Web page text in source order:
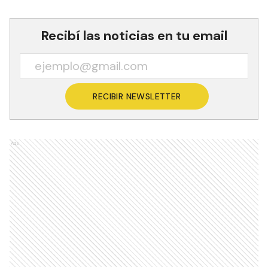
Recibí las noticias en tu email
RECIBIR NEWSLETTER
Ads